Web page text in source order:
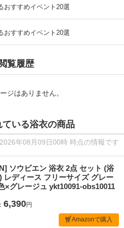
おすすめイベント20選
おすすめイベント20選
覧履歴
ジはありません。
いる浴衣の商品
年08月09日00時 時点の情報です
ソウビエン 浴衣 2点 セット (浴
レディース フリーサイズ グレー
×グレージュ ykt10091-obs10011
6,390円
Amazonで購入